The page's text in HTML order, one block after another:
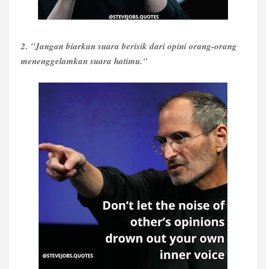
2. "Jangan biarkan suara berisik dari opini orang-orang
menenggelamkan suara hatimu."